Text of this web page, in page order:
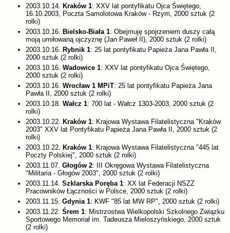
2003.10.14. Kraków 1: XXV lat pontyfikatu Ojca Świętego,
16.10.2003, Poczta Samolotowa Kraków - Rzym, 2000 sztuk (2
rolki)
2003.10.16. Bielsko-Biała 1: Obejmuję spojrzeniem duszy całą
moją umiłowaną ojczyznę (Jan Paweł II), 2000 sztuk (2 rolki)
2003.10.16. Rybnik 1: 25 lat pontyfikatu Papieża Jana Pawła II,
2000 sztuk (2 rolki)
2003.10.16. Wadowice 1: XXV lat pontyfikatu Ojca Świętego,
2000 sztuk (2 rolki)
2003.10.16. Wrocław 1 MPiT: 25 lat pontyfikatu Papieża Jana
Pawła II, 2000 sztuk (2 rolki)
2003.10.18. Wałcz 1: 700 lat - Wałcz 1303-2003, 2000 sztuk (2
rolki)
2003.10.22. Kraków 1: Krajowa Wystawa Filatelistyczna "Kraków
2003" XXV lat Pontyfikatu Papieża Jana Pawła II, 2000 sztuk (2
rolki)
2003.10.22. Kraków 1: Krajowa Wystawa Filatelistyczna "445 lat
Poczty Polskiej", 2000 sztuk (2 rolki)
2003.11.07. Głogów 2: III Okręgowa Wystawa Filatelistyczna
"Militaria - Głogów 2003", 2000 sztuk (2 rolki)
2003.11.14. Szklarska Poręba 1: XX lat Federacji NSZZ
Pracowników Łączności w Polsce, 2000 sztuk (2 rolki)
2003.11.15. Gdynia 1: KWF "85 lat MW RP", 2000 sztuk (2 rolki)
2003.11.22. Śrem 1: Mistrzostwa Wielkopolski Szkolnego Związku
Sportowego Memoriał im. Tadeusza Mieloszyńskiego, 2000 sztuk
(2 rolki)